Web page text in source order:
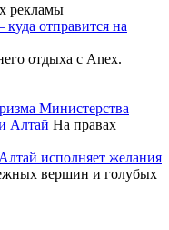
рекламы
отправится на
отдыха с Anex.
Министерства
Алтай На правах
исполняет желания
вершин и голубых